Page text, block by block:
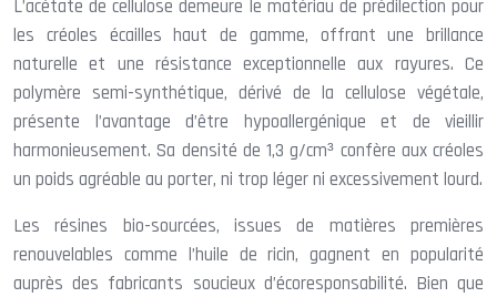
L’acétate de cellulose demeure le matériau de prédilection pour
les créoles écailles haut de gamme, offrant une brillance
naturelle et une résistance exceptionnelle aux rayures. Ce
polymère semi-synthétique, dérivé de la cellulose végétale,
présente l’avantage d’être hypoallergénique et de vieillir
harmonieusement. Sa densité de 1,3 g/cm³ confère aux créoles
un poids agréable au porter, ni trop léger ni excessivement lourd.
Les résines bio-sourcées, issues de matières premières
renouvelables comme l’huile de ricin, gagnent en popularité
auprès des fabricants soucieux d’écoresponsabilité. Bien que